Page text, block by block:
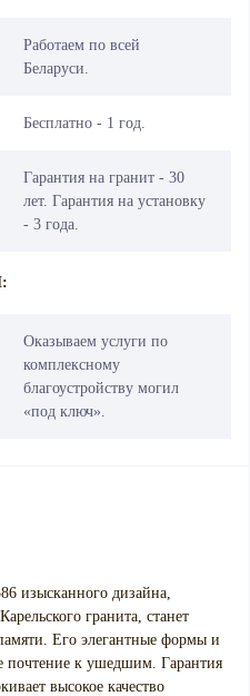
Работаем по всей
Беларуси.
Бесплатно - 1 год.
Гарантия на гранит - 30
лет. Гарантия на установку
- 3 года.
Оказываем услуги по
комплексному
благоустройству могил
«под ключ».
изысканного дизайна,
гранита, станет
Его элегантные формы и
почтение к ушедшим. Гарантия
высокое качество